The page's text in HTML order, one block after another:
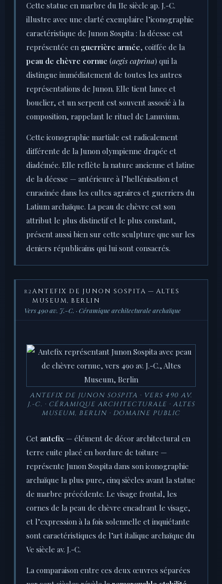
Cette statue en marbre du IIe siècle ap. J.-C.
illustre avec une clarté exemplaire l’iconographie
caractéristique de Junon Sospita : la déesse est
représentée en guerrière armée, coiffée de la
peau de chèvre cornue (aegis caprina) qui la
distingue immédiatement de toutes les autres
représentations de Junon. Elle tient lance et
bouclier, et un serpent est souvent associé à la
composition, rappelant le rituel de Lanuvium.
Cette iconographie martiale est radicalement
différente de la Junon olympienne drapée et
diadémée. Elle reflète la nature ancienne et latine
de la déesse — antérieure à l’hellénisation et
enracinée dans les cultes agraires et guerriers du
Latium archaïque. La peau de chèvre est son
attribut le plus distinctif et le plus constant,
présent aussi bien sur cette sculpture que sur les
deniers républicains qui lui sont consacrés.
R2 ANTEFIX DE JUNON SOSPITA — ALTES
MUSEUM, BERLIN
Vers 490 av. J.-C. · Céramique architecturale archaïque
ANTEFIX DE JUNON SOSPITA · VERS 490 AV.
J.-C. · CÉRAMIQUE ARCHITECTURALE · ALTES
MUSEUM, BERLIN · DOMAINE PUBLIC
Cet antefix — élément de décor architectural en
terre cuite placé en bordure de toiture —
représente Junon Sospita dans son iconographie
archaïque la plus pure, cinq siècles avant la statue
de marbre précédente. Le visage frontal, les
cornes de la peau de chèvre encadrant le visage,
et l’expression à la fois solennelle et inquiétante
sont caractéristiques de l’art italique archaïque du
Ve siècle av. J.-C.
La comparaison entre ces deux œuvres séparées